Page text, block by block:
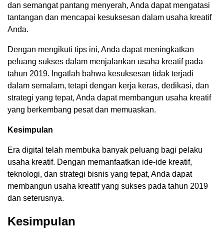
dan semangat pantang menyerah, Anda dapat mengatasi
tantangan dan mencapai kesuksesan dalam usaha kreatif
Anda.
Dengan mengikuti tips ini, Anda dapat meningkatkan
peluang sukses dalam menjalankan usaha kreatif pada
tahun 2019. Ingatlah bahwa kesuksesan tidak terjadi
dalam semalam, tetapi dengan kerja keras, dedikasi, dan
strategi yang tepat, Anda dapat membangun usaha kreatif
yang berkembang pesat dan memuaskan.
Kesimpulan
Era digital telah membuka banyak peluang bagi pelaku
usaha kreatif. Dengan memanfaatkan ide-ide kreatif,
teknologi, dan strategi bisnis yang tepat, Anda dapat
membangun usaha kreatif yang sukses pada tahun 2019
dan seterusnya.
Kesimpulan